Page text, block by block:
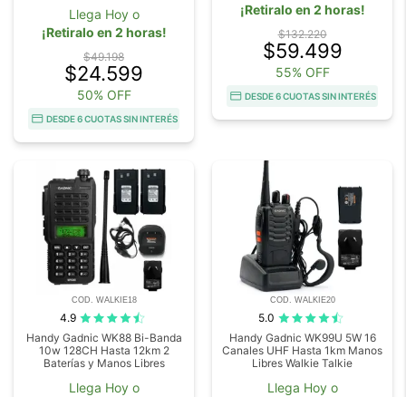
Llega Hoy o
¡Retiralo en 2 horas!
$49.198
$24.599
50% OFF
DESDE 6 CUOTAS SIN INTERÉS
¡Retiralo en 2 horas!
$132.220
$59.499
55% OFF
DESDE 6 CUOTAS SIN INTERÉS
COD. WALKIE18
4.9
Handy Gadnic WK88 Bi-Banda
10w 128CH Hasta 12km 2
Baterías y Manos Libres
Llega Hoy o
COD. WALKIE20
5.0
Handy Gadnic WK99U 5W 16
Canales UHF Hasta 1km Manos
Libres Walkie Talkie
Llega Hoy o